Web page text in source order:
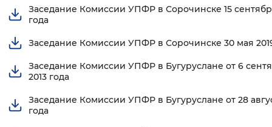
Заседание Комиссии УПФР в Сорочинске 15
года
Заседание Комиссии УПФР в Сорочинске 30 мая
Заседание Комиссии УПФР в Бугуруслане от 6
2013 года
Заседание Комиссии УПФР в Бугуруслане от 28
года